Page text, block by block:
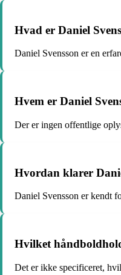
Hvad er Daniel
Daniel Svensson er en
Hvem er Daniel
Der er ingen offentlige
Hvordan klarer
Daniel Svensson er kendt
Hvilket
Det er ikke specificeret,